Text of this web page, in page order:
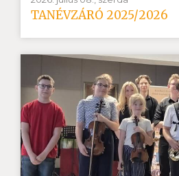
TANÉVZÁRÓ 2025/2026